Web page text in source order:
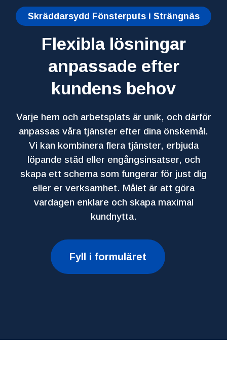
Skräddarsydd Fönsterputs i Strängnäs
Flexibla lösningar
anpassade efter
kundens behov
Varje hem och arbetsplats är unik, och därför
anpassas våra tjänster efter dina önskemål.
Vi kan kombinera flera tjänster, erbjuda
löpande städ eller engångsinsatser, och
skapa ett schema som fungerar för just dig
eller er verksamhet. Målet är att göra
vardagen enklare och skapa maximal
kundnytta.
Fyll i formuläret